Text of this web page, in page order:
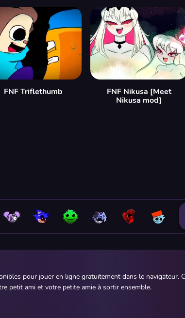
FNF Triflethumb
FNF Nikusa [Meet
Nikusa mod]
pour jouer en ligne gratuitement dans le navigateur.
petit ami et votre petite amie à sortir ensemble.